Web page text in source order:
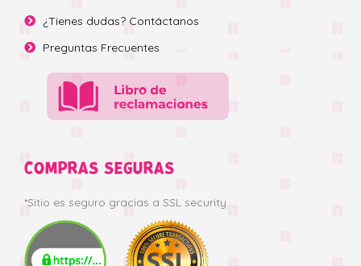
¿Tienes dudas? Contáctanos
Preguntas Frecuentes
COMPRAS SEGURAS
*Sitio es seguro gracias a SSL security